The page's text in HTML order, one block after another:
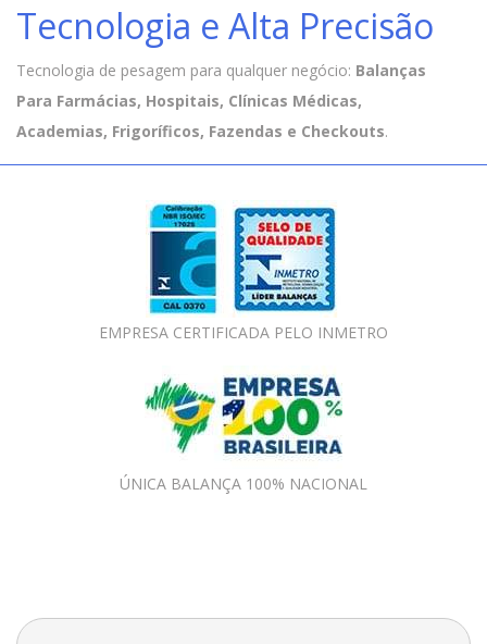
Tecnologia e Alta Precisão
Tecnologia de pesagem para qualquer negócio: Balanças
Para Farmácias, Hospitais, Clínicas Médicas,
Academias, Frigoríficos, Fazendas e Checkouts.
EMPRESA CERTIFICADA PELO INMETRO
ÚNICA BALANÇA 100% NACIONAL